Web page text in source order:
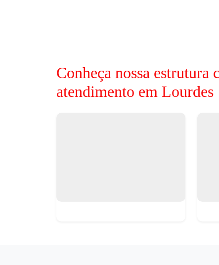
Conheça nossa
atendimento em Lourdes